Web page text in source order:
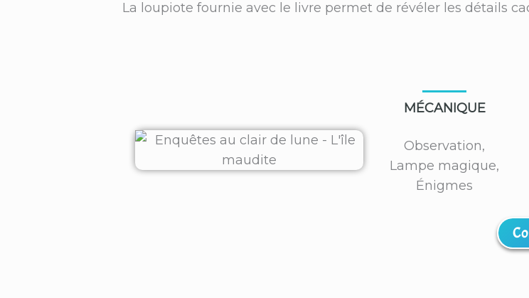
La loupiote fournie avec le livre permet de révéler les détails
MÉCANIQUE
Observation,
Lampe magique,
Énigmes